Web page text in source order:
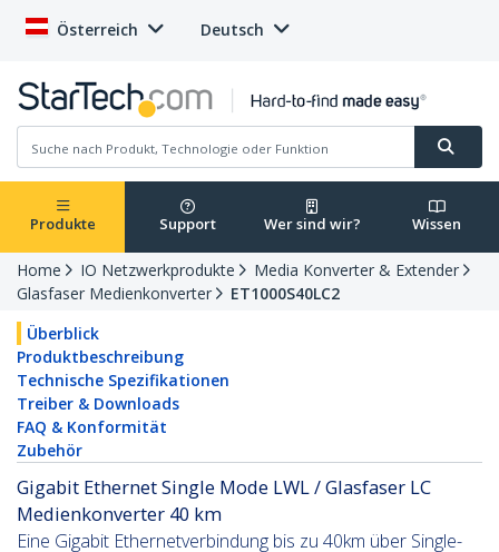
Österreich Deutsch
Produkte Support Wer sind wir? Wissen
Home IO Netzwerkprodukte
Media Konverter & Extender
Glasfaser Medienkonverter
ET1000S40LC2
Überblick
Produktbeschreibung
Technische Spezifikationen
Treiber & Downloads
FAQ & Konformität
Zubehör
Gigabit Ethernet Single Mode LWL / Glasfaser LC
Medienkonverter 40 km
Eine Gigabit Ethernetverbindung bis zu 40km über Single-